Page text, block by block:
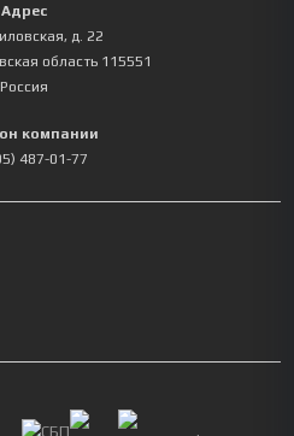
Адрес
д. 22
область 115551
Россия
компании
487-01-77